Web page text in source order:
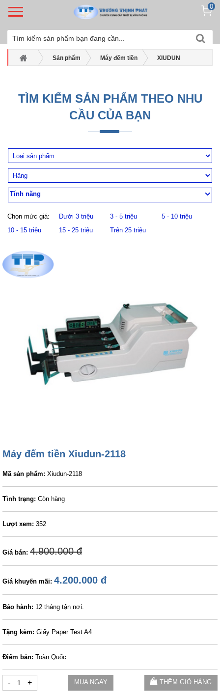
0
Sản phẩm Máy đếm tiền XIUDUN
TÌM KIẾM SẢN PHẨM THEO NHU
CẦU CỦA BẠN
Tính năng
Chọn mức giá: Dưới 3 triệu 3 - 5 triệu
5 - 10 triệu
10 - 15 triệu
15 - 25 triệu Trên 25 triệu
Máy đếm tiền Xiudun-2118
Mã sản phẩm: Xiudun-2118
Tình trạng: Còn hàng
Lượt xem: 352
Giá bán: 4.900.000 đ
Giá khuyến mãi: 4.200.000 đ
Bảo hành: 12 tháng tận nơi.
Tặng kèm: Giấy Paper Test A4
Điểm bán: Toàn Quốc
- + MUA NGAY THÊM GIỎ HÀNG